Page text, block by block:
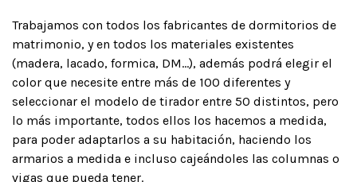
Trabajamos con todos los fabricantes de dormitorios de
matrimonio, y en todos los materiales existentes
(madera, lacado, formica, DM…), además podrá elegir el
color que necesite entre más de 100 diferentes y
seleccionar el modelo de tirador entre 50 distintos, pero
lo más importante, todos ellos los hacemos a medida,
para poder adaptarlos a su habitación, haciendo los
armarios a medida e incluso cajeándoles las columnas o
vigas que pueda tener.